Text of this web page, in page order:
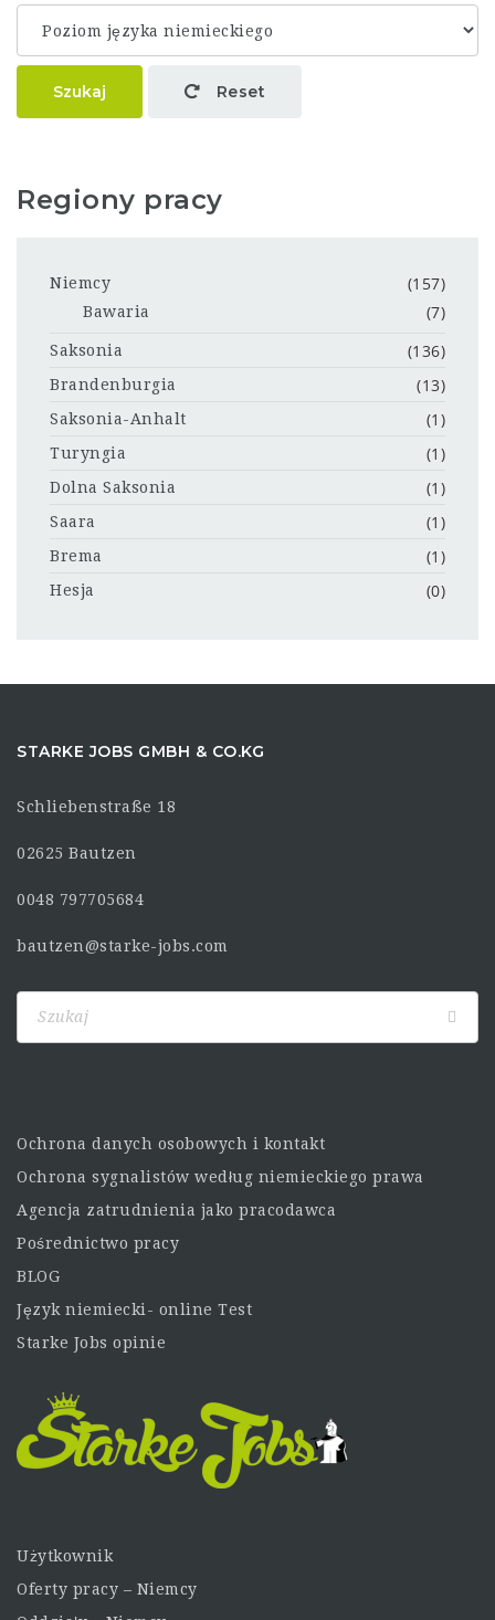
Szukaj Reset
Regiony pracy
Niemcy (157)
Bawaria (7)
Saksonia (136)
Brandenburgia (13)
Saksonia-Anhalt (1)
Turyngia (1)
Dolna Saksonia (1)
Saara (1)
Brema (1)
Hesja (0)
STARKE JOBS GMBH & CO.KG
Schliebenstraße 18
02625 Bautzen
0048 797705684
bautzen@starke-jobs.com
Ochrona danych osobowych i kontakt
Ochrona sygnalistów według niemieckiego prawa
Agencja zatrudnienia jako pracodawca
Pośrednictwo pracy
BLOG
Język niemiecki- online Test
Starke Jobs opinie
Użytkownik
Oferty pracy – Niemcy